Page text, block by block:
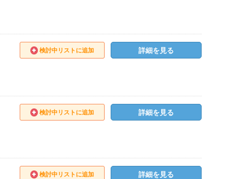
検討中リストに追加 詳細を見る
検討中リストに追加 詳細を見る
検討中リストに追加 詳細を見る